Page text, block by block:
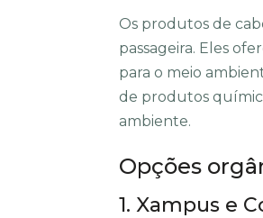
Os produtos de
passageira. Eles
para o meio
de produtos
ambiente.
Opções
1. Xampus e